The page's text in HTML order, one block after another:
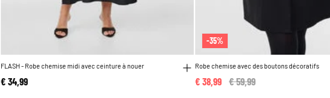
FLASH - Robe chemise midi avec ceinture à nouer
€ 34,99
-35%
Robe chemise avec des boutons décoratifs
Price reduced from
€ 59,99
€ 38,99